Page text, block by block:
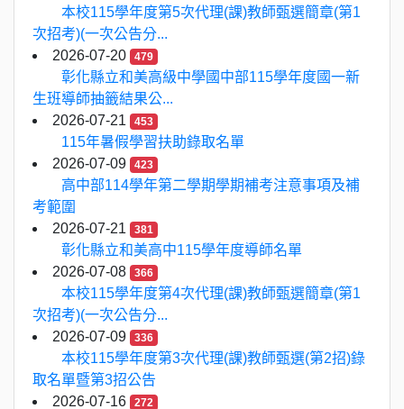
本校115學年度第5次代理(課)教師甄選簡章(第1
次招考)(一次公告分...
2026-07-20
479
彰化縣立和美高級中學國中部115學年度國一新
生班導師抽籤結果公...
2026-07-21
453
115年暑假學習扶助錄取名單
2026-07-09
423
高中部114學年第二學期學期補考注意事項及補
考範圍
2026-07-21
381
彰化縣立和美高中115學年度導師名單
2026-07-08
366
本校115學年度第4次代理(課)教師甄選簡章(第1
次招考)(一次公告分...
2026-07-09
336
本校115學年度第3次代理(課)教師甄選(第2招)錄
取名單暨第3招公告
2026-07-16
272